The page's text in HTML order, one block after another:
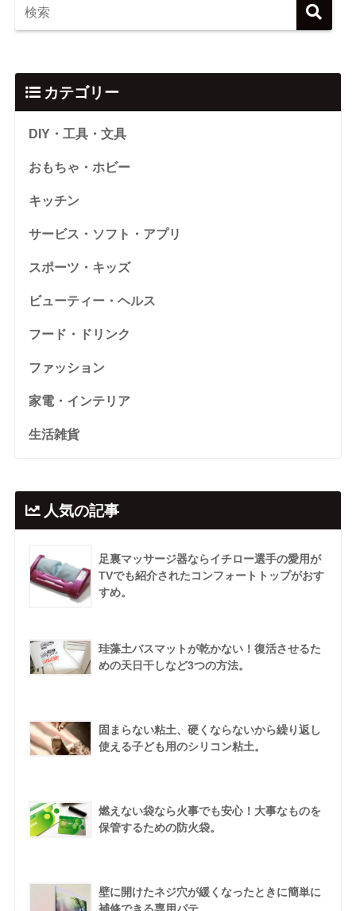
カテゴリー
DIY・工具・文具
おもちゃ・ホビー
キッチン
サービス・ソフト・アプリ
スポーツ・キッズ
ビューティー・ヘルス
フード・ドリンク
ファッション
家電・インテリア
生活雑貨
人気の記事
足裏マッサージ器ならイチロー選手の愛用が
TVでも紹介されたコンフォートトップがおす
すめ。
珪藻土バスマットが乾かない！復活させるた
めの天日干しなど3つの方法。
固まらない粘土、硬くならないから繰り返し
使える子ども用のシリコン粘土。
燃えない袋なら火事でも安心！大事なものを
保管するための防火袋。
壁に開けたネジ穴が緩くなったときに簡単に
補修できる専用パテ。